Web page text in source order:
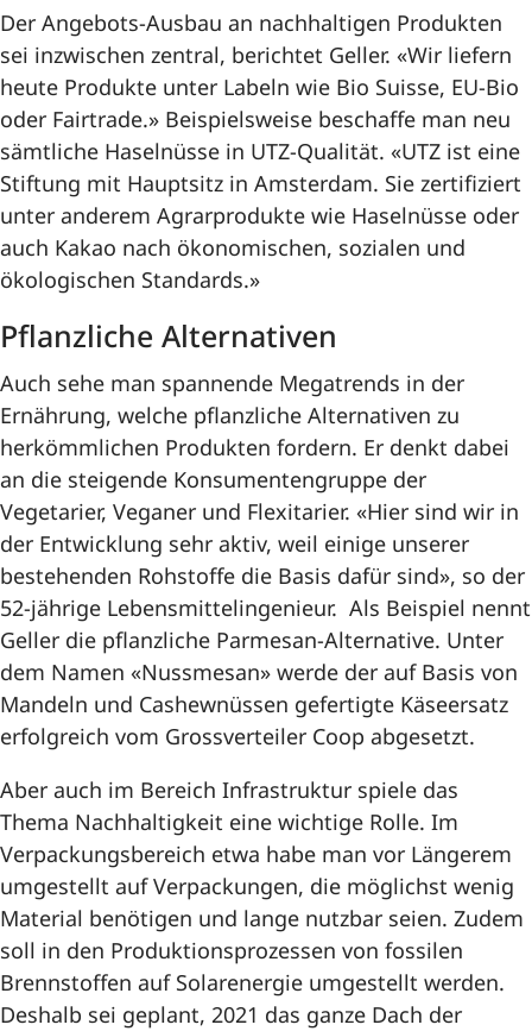
Der Angebots-Ausbau an nachhaltigen Produkten
sei inzwischen zentral, berichtet Geller. «Wir liefern
heute Produkte unter Labeln wie Bio Suisse, EU-Bio
oder Fairtrade.» Beispielsweise beschaffe man neu
sämtliche Haselnüsse in UTZ-Qualität. «UTZ ist eine
Stiftung mit Hauptsitz in Amsterdam. Sie zertifiziert
unter anderem Agrarprodukte wie Haselnüsse oder
auch Kakao nach ökonomischen, sozialen und
ökologischen Standards.»
Pflanzliche Alternativen
Auch sehe man spannende Megatrends in der
Ernährung, welche pflanzliche Alternativen zu
herkömmlichen Produkten fordern. Er denkt dabei
an die steigende Konsumentengruppe der
Vegetarier, Veganer und Flexitarier. «Hier sind wir in
der Entwicklung sehr aktiv, weil einige unserer
bestehenden Rohstoffe die Basis dafür sind», so der
52-jährige Lebensmittelingenieur. Als Beispiel nennt
Geller die pflanzliche Parmesan-Alternative. Unter
dem Namen «Nussmesan» werde der auf Basis von
Mandeln und Cashewnüssen gefertigte Käseersatz
erfolgreich vom Grossverteiler Coop abgesetzt.
Aber auch im Bereich Infrastruktur spiele das
Thema Nachhaltigkeit eine wichtige Rolle. Im
Verpackungsbereich etwa habe man vor Längerem
umgestellt auf Verpackungen, die möglichst wenig
Material benötigen und lange nutzbar seien. Zudem
soll in den Produktionsprozessen von fossilen
Brennstoffen auf Solarenergie umgestellt werden.
Deshalb sei geplant, 2021 das ganze Dach der